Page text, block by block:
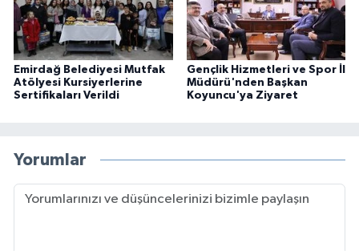
Emirdağ Belediyesi Mutfak
Atölyesi Kursiyerlerine
Sertifikaları Verildi
Gençlik Hizmetleri ve Spor İl
Müdürü'nden Başkan
Koyuncu'ya Ziyaret
Yorumlar